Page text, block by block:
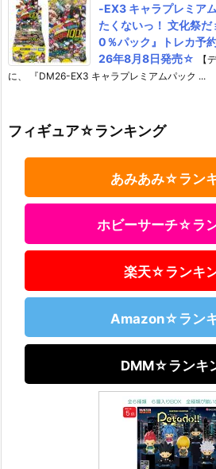
-EX3 キャラプレミア
たくないっ！ 文化祭
0％パック』トレカ予
26年8月8日発売☆
【
に、 『DM26-EX3 キャラプレミアムパック ...
フィギュア☆ランキング
あみあみ☆ラン
ホビーサーチ☆ラ
楽天☆ランキ
Amazon☆ラン
DMM☆ランキ